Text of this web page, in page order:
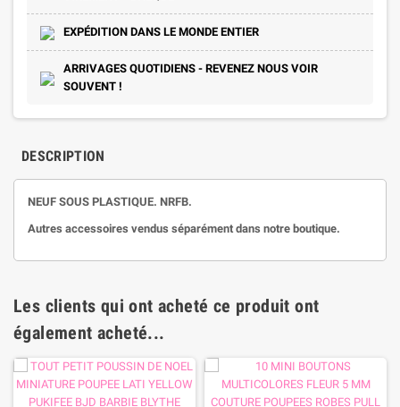
EXPÉDITION DANS LE MONDE ENTIER
ARRIVAGES QUOTIDIENS - REVENEZ NOUS VOIR
SOUVENT !
DESCRIPTION
NEUF SOUS PLASTIQUE. NRFB.
Autres accessoires vendus séparément dans notre boutique.
Les clients qui ont acheté ce produit ont
également acheté...